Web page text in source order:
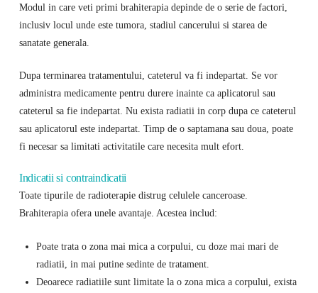
Modul in care veti primi brahiterapia depinde de o serie de factori,
inclusiv locul unde este tumora, stadiul cancerului si starea de
sanatate generala.
Dupa terminarea tratamentului, cateterul va fi indepartat. Se vor
administra medicamente pentru durere inainte ca aplicatorul sau
cateterul sa fie indepartat. Nu exista radiatii in corp dupa ce cateterul
sau aplicatorul este indepartat. Timp de o saptamana sau doua, poate
fi necesar sa limitati activitatile care necesita mult efort.
Indicatii si contraindicatii
Toate tipurile de radioterapie distrug celulele canceroase.
Brahiterapia ofera unele avantaje. Acestea includ:
Poate trata o zona mai mica a corpului, cu doze mai mari de
radiatii, in mai putine sedinte de tratament.
Deoarece radiatiile sunt limitate la o zona mica a corpului, exista